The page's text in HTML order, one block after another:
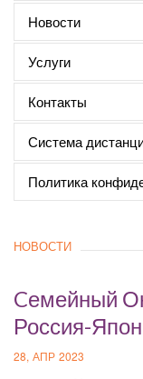
Новости
Услуги
Контакты
Система
Политика
НОВОСТИ
Cемейный
Россия-
28, АПР 2023